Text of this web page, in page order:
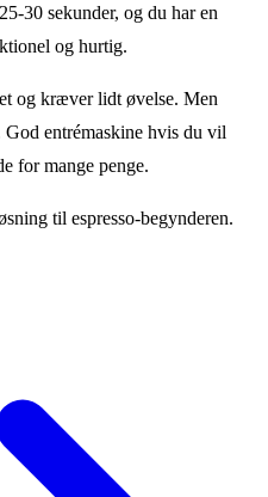
30 sekunder, og du har en
og hurtig.
og kræver lidt øvelse. Men
God entrémaskine hvis du vil
for mange penge.
til espresso-begynderen.